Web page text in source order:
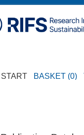
START BASKET (0)